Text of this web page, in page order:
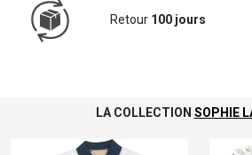
Retour 100 jours
LA COLLECTION SOPHIE